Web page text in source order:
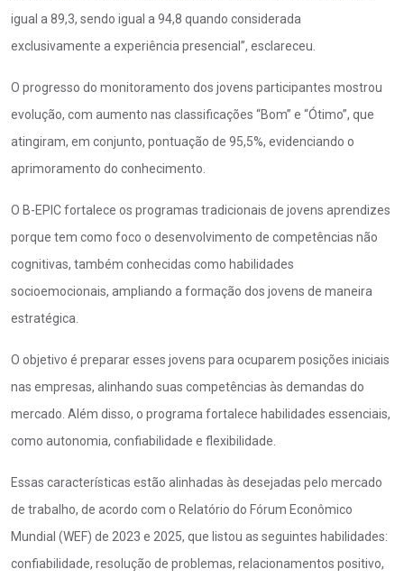
igual a 89,3, sendo igual a 94,8 quando considerada
exclusivamente a experiência presencial”, esclareceu.
O progresso do monitoramento dos jovens participantes mostrou
evolução, com aumento nas classificações “Bom” e “Ótimo”, que
atingiram, em conjunto, pontuação de 95,5%, evidenciando o
aprimoramento do conhecimento.
O B-EPIC fortalece os programas tradicionais de jovens aprendizes
porque tem como foco o desenvolvimento de competências não
cognitivas, também conhecidas como habilidades
socioemocionais, ampliando a formação dos jovens de maneira
estratégica.
O objetivo é preparar esses jovens para ocuparem posições iniciais
nas empresas, alinhando suas competências às demandas do
mercado. Além disso, o programa fortalece habilidades essenciais,
como autonomia, confiabilidade e flexibilidade.
Essas características estão alinhadas às desejadas pelo mercado
de trabalho, de acordo com o Relatório do Fórum Econômico
Mundial (WEF) de 2023 e 2025, que listou as seguintes habilidades:
confiabilidade, resolução de problemas, relacionamentos positivo,